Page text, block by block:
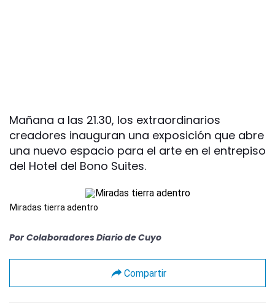
Mañana a las 21.30, los extraordinarios
creadores inauguran una exposición que abre
una nuevo espacio para el arte en el entrepiso
del Hotel del Bono Suites.
Miradas tierra adentro
Por Colaboradores Diario de Cuyo
Compartir